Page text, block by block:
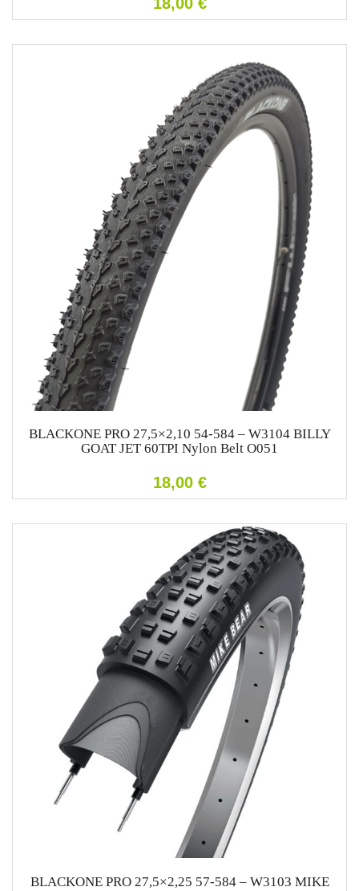
BLACKONE PRO 27,5×2,10 54-584 – W3104 BILLY
GOAT JET 60TPI Nylon Belt O051
18,00 €
BLACKONE PRO 27,5×2,25 57-584 – W3103 MIKE